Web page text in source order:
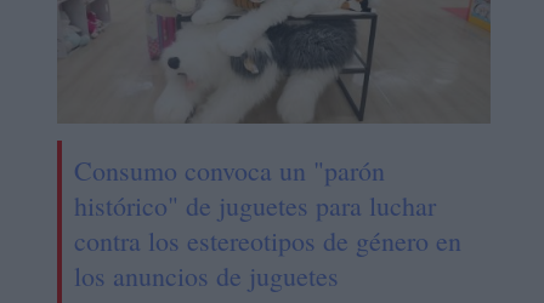
Consumo convoca un "parón
histórico" de juguetes para luchar
contra los estereotipos de género en
los anuncios de juguetes